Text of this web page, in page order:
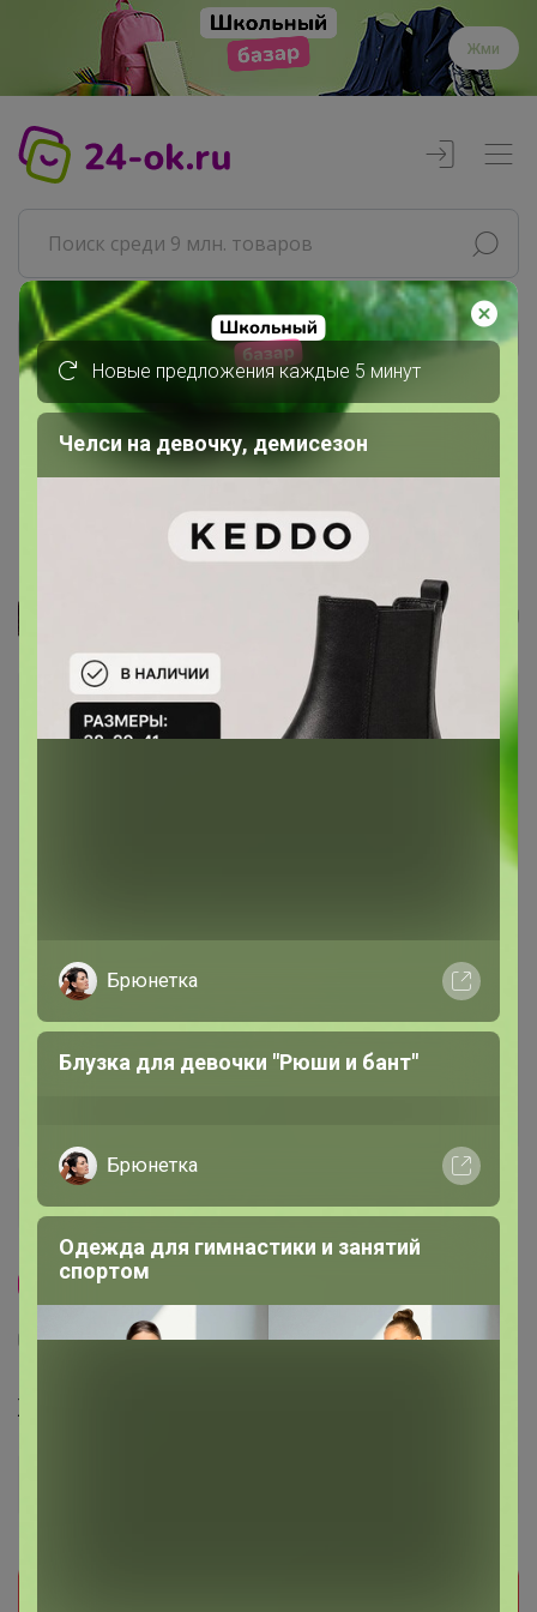
Жми
Реклама
Главная
СЛАДКАЯ
СП19 ❤ Murmur ❤ ЗАКУПКА ПРИОСТАНОВЛЕНА,...
Джемперы, кардиганы, блузы,...
Жилет женский, 12035, молочный
Скидка
Жилет женский, 12035, молочный
Новые предложения каждые 5 минут
Челси на девочку, демисезон
Брюнетка
Блузка для девочки "Рюши и бант"
Брюнетка
Одежда для гимнастики и занятий
спортом